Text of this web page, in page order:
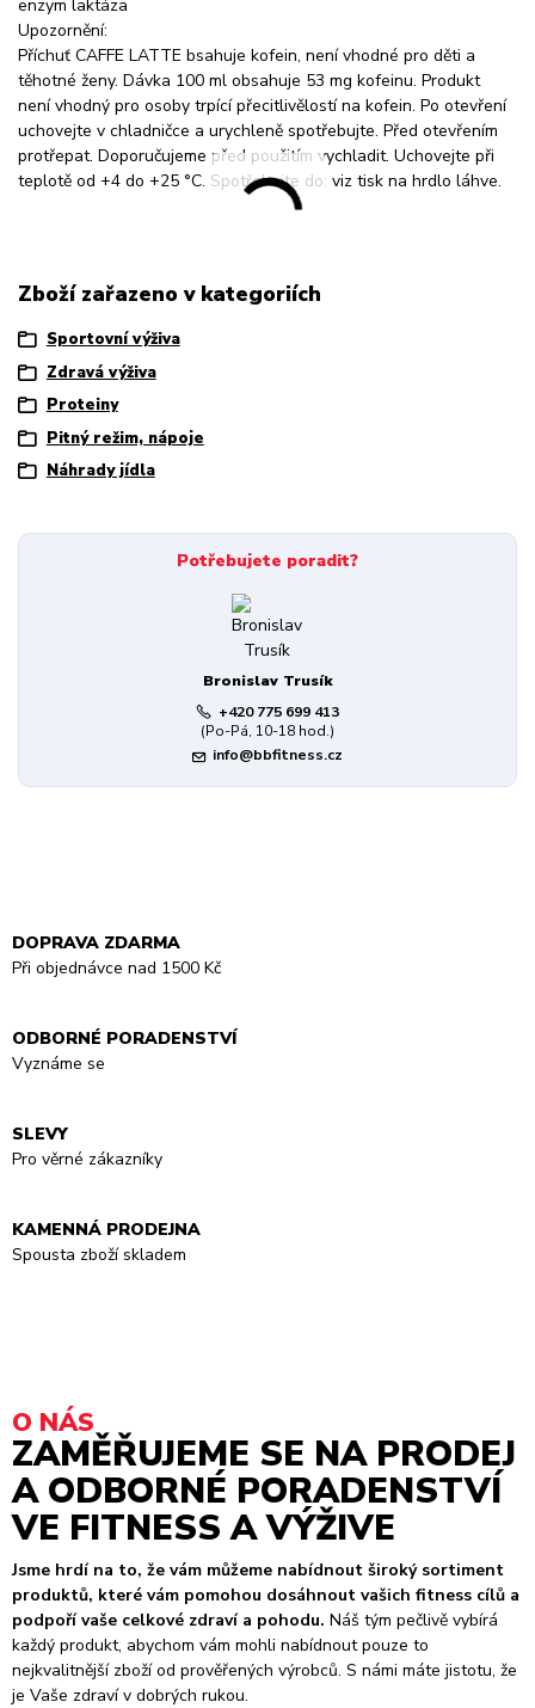
enzym laktáza
Upozornění:
Příchuť CAFFE LATTE bsahuje kofein, není vhodné pro děti a
těhotné ženy. Dávka 100 ml obsahuje 53 mg kofeinu. Produkt
není vhodný pro osoby trpící přecitlivělostí na kofein. Po otevření
uchovejte v chladničce a urychleně spotřebujte. Před otevřením
protřepat. Doporučujeme před použitím vychladit. Uchovejte při
teplotě od +4 do +25 °C. Spotřebujte do: viz tisk na hrdlo láhve.
Zboží zařazeno v kategoriích
Sportovní výživa
Zdravá výživa
Proteiny
Pitný režim, nápoje
Náhrady jídla
Potřebujete poradit?
Bronislav Trusík
+420 775 699 413
(Po-Pá, 10-18 hod.)
info@bbfitness.cz
DOPRAVA ZDARMA
Při objednávce nad 1500 Kč
ODBORNÉ PORADENSTVÍ
Vyznáme se
SLEVY
Pro věrné zákazníky
KAMENNÁ PRODEJNA
Spousta zboží skladem
O NÁS
ZAMĚŘUJEME SE NA PRODEJ
A ODBORNÉ PORADENSTVÍ
VE FITNESS A VÝŽIVE
Jsme hrdí na to, že vám můžeme nabídnout široký sortiment
produktů, které vám pomohou dosáhnout vašich fitness cílů a
podpoří vaše celkové zdraví a pohodu. Náš tým pečlivě vybírá
každý produkt, abychom vám mohli nabídnout pouze to
nejkvalitnější zboží od prověřených výrobců. S námi máte jistotu, že
je Vaše zdraví v dobrých rukou.